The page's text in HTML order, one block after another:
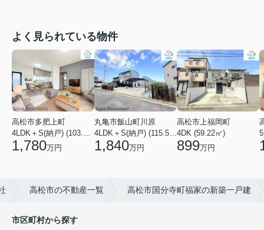
よく見られている物件
高松市多肥上町
4LDK＋S(納戸) (103.51㎡)
1,780万円
丸亀市飯山町川原
4LDK＋S(納戸) (115.52㎡)
1,840万円
高松市上福岡町
4DK (59.22㎡)
899万円
高松市の不動産一覧 高松市国分寺町福家の新築一戸建
市区町村から探す